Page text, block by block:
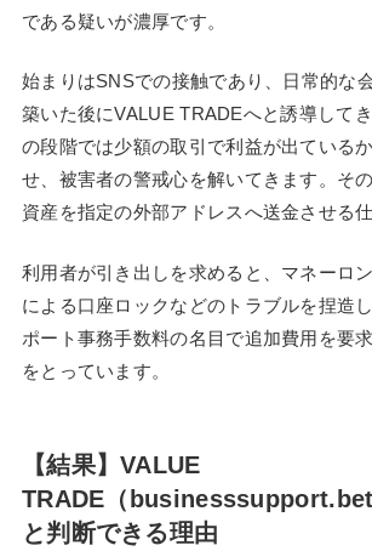
である疑いが濃厚です。
始まりはSNSでの接触であり、日常的な
築いた後にVALUE TRADEへと誘導して
の段階では少額の取引で利益が出ている
せ、被害者の警戒心を解いてきます。そ
資産を指定の外部アドレスへ送金させる仕
利用者が引き出しを求めると、マネーロ
による口座ロックなどのトラブルを捏造
ポート事務手数料の名目で追加費用を要
をとっています。
【結果】VALUE
TRADE（
と判断できる理由